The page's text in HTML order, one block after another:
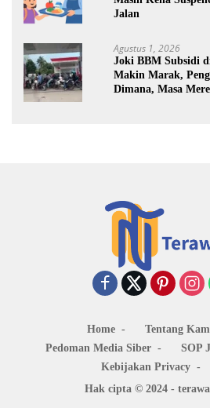
Jalan
Agustus 1, 2026
Joki BBM Subsidi
Makin Marak,
Dimana, Masa
Home Tentang
Pedoman Media Siber
SOP
Kebijakan Privacy
Hak cipta © 2024 -